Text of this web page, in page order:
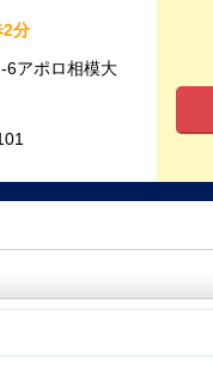
2分
6アポロ相模大